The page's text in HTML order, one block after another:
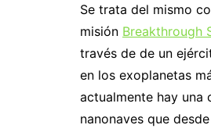
Se trata del mismo
misión Breakthrough
través de de un
en los exoplanetas
actualmente hay una
nanonaves que